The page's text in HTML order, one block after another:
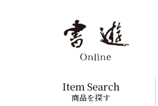
Item Search
商品を探す